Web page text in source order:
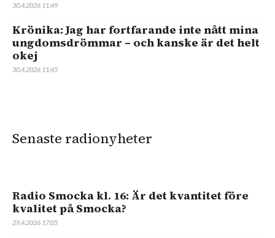
30.4.2026 11:49
Krönika: Jag har fortfarande inte nått mina
ungdomsdrömmar – och kanske är det helt
okej
30.4.2026 11:45
Senaste radionyheter
Radio Smocka kl. 16: Är det kvantitet före
kvalitet på Smocka?
29.4.2026 17:05